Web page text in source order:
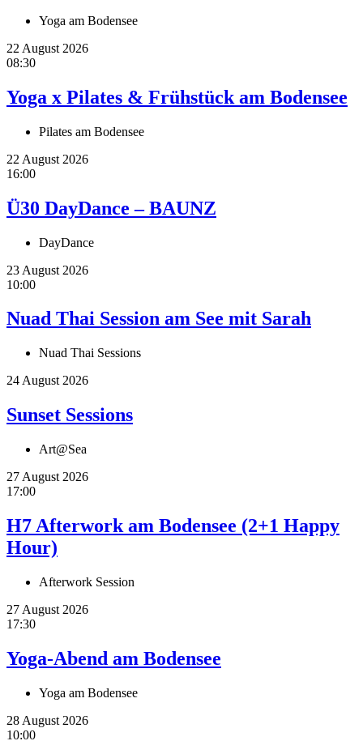
Yoga am Bodensee
22 August 2026
08:30
Yoga x Pilates & Frühstück am Bodensee
Pilates am Bodensee
22 August 2026
16:00
Ü30 DayDance – BAUNZ
DayDance
23 August 2026
10:00
Nuad Thai Session am See mit Sarah
Nuad Thai Sessions
24 August 2026
Sunset Sessions
Art@Sea
27 August 2026
17:00
H7 Afterwork am Bodensee (2+1 Happy
Hour)
Afterwork Session
27 August 2026
17:30
Yoga-Abend am Bodensee
Yoga am Bodensee
28 August 2026
10:00